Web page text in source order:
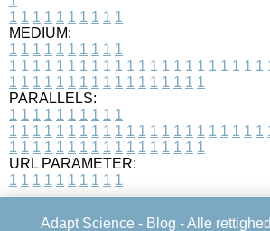
1 1 1 1 1 1 1 1 1 1
MEDIUM:
1 1 1 1 1 1 1 1 1 1
1 1 1 1 1 1 1 1 1 1 1 1 1 1 1 1 1 1 1 1 1 1
1 1 1 1 1 1 1 1 1 1 1 1 1 1 1 1 1
PARALLELS:
1 1 1 1 1 1 1 1 1 1
1 1 1 1 1 1 1 1 1 1 1 1 1 1 1 1 1 1 1 1 1 1
1 1 1 1 1 1 1 1 1 1 1 1 1 1 1 1 1
URL PARAMETER:
1 1 1 1 1 1 1 1 1 1
Adapt Science - Blog - Alle